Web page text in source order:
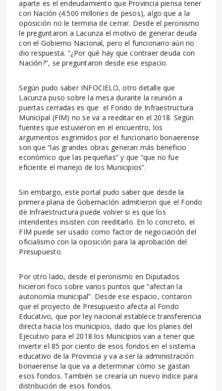
aparte es el endeudamiento que Provincia piensa tener
con Nación (4.500 millones de pesos), algo que a la
oposición no le termina de cerrar. Desde el peronismo
le preguntaron a Lacunza el motivo de generar deuda
con el Gobierno Nacional, pero el funcionario aún no
dio respuesta. “¿Por qué hay que contraer deuda con
Nación?”, se preguntaron desde ese espacio.
Según pudo saber INFOCIELO, otro detalle que
Lacunza puso sobre la mesa durante la reunión a
puertas cerradas es que el Fondo de Infraestructura
Municipal (FIM) no se va a reeditar en el 2018. Según
fuentes que estuvieron en el encuentro, los
argumentos esgrimidos por el funcionario bonaerense
son que “las grandes obras generan más beneficio
económico que las pequeñas” y que “que no fue
eficiente el manejo de los Municipios”.
Sin embargo, este portal pudo saber que desde la
primera plana de Gobernación admitieron que el Fondo
de Infraestructura puede volver si es que los
intendentes insisten con reeditarlo. En lo concreto, el
FIM puede ser usado como factor de negociación del
oficialismo con la oposición para la aprobación del
Presupuesto.
Por otro lado, desde el peronismo en Diputados
hicieron foco sobre varios puntos que “afectan la
autonomía municipal”. Desde ese espacio, contaron
que el proyecto de Presupuesto afecta al Fondo
Educativo, que por ley nacional establece transferencia
directa hacia los municipios, dado que los planes del
Ejecutivo para el 2018 los Municipios van a tener que
invertir el 85 por ciento de esos fondos en el sistema
educativo de la Provincia y va a ser la administración
bonaerense la que va a determinar cómo se gastan
esos fondos. También se crearía un nuevo índice para
distribución de esos fondos.